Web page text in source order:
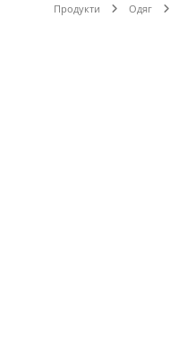
Продукти Одяг